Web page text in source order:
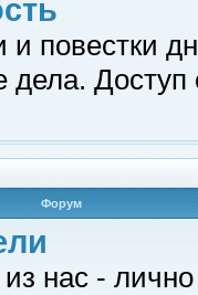
и повестки
дела.
Форум
нас -